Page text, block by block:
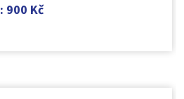
: 900 Kč